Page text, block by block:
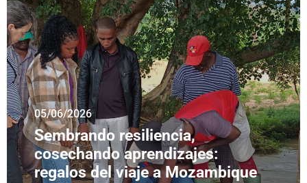
05/06/2026
Sembrando resiliencia,
cosechando aprendizajes:
regalos del viaje a Mozambique